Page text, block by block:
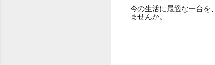
今の生活に最適な一台を
ませんか。